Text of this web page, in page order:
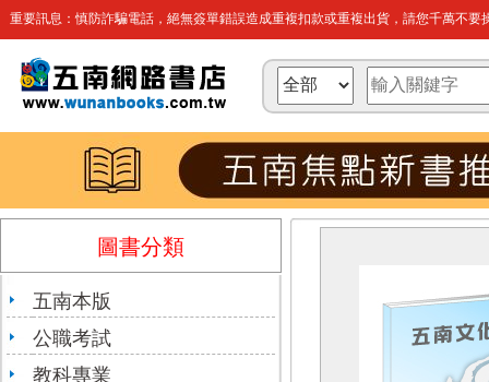
重要訊息：慎防詐騙電話，絕無簽單錯誤造成重複扣款或重複出貨，請您千萬不要
圖書分類
五南本版
公職考試
教科專業